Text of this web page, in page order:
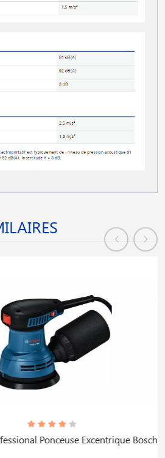
Ponceuse Excentrique Bosch